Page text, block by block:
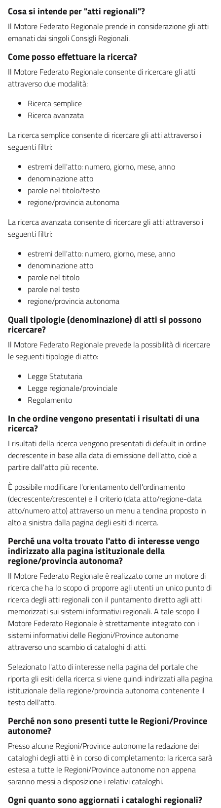
Cosa si intende per "atti regionali"?
Il Motore Federato Regionale prende in considerazione gli atti
emanati dai singoli Consigli Regionali.
Come posso effettuare la ricerca?
Il Motore Federato Regionale consente di ricercare gli atti
attraverso due modalità:
Ricerca semplice
Ricerca avanzata
La ricerca semplice consente di ricercare gli atti attraverso i
seguenti filtri:
estremi dell'atto: numero, giorno, mese, anno
denominazione atto
parole nel titolo/testo
regione/provincia autonoma
La ricerca avanzata consente di ricercare gli atti attraverso i
seguenti filtri:
estremi dell'atto: numero, giorno, mese, anno
denominazione atto
parole nel titolo
parole nel testo
regione/provincia autonoma
Quali tipologie (denominazione) di atti si possono
ricercare?
Il Motore Federato Regionale prevede la possibilità di ricercare
le seguenti tipologie di atto:
Legge Statutaria
Legge regionale/provinciale
Regolamento
In che ordine vengono presentati i risultati di una
ricerca?
I risultati della ricerca vengono presentati di default in ordine
decrescente in base alla data di emissione dell'atto, cioè a
partire dall'atto più recente.
È possibile modificare l'orientamento dell'ordinamento
(decrescente/crescente) e il criterio (data atto/regione-data
atto/numero atto) attraverso un menu a tendina proposto in
alto a sinistra dalla pagina degli esiti di ricerca.
Perché una volta trovato l'atto di interesse vengo
indirizzato alla pagina istituzionale della
regione/provincia autonoma?
Il Motore Federato Regionale è realizzato come un motore di
ricerca che ha lo scopo di proporre agli utenti un unico punto di
ricerca degli atti regionali con il puntamento diretto agli atti
memorizzati sui sistemi informativi regionali. A tale scopo il
Motore Federato Regionale è strettamente integrato con i
sistemi informativi delle Regioni/Province autonome
attraverso uno scambio di cataloghi di atti.
Selezionato l'atto di interesse nella pagina del portale che
riporta gli esiti della ricerca si viene quindi indirizzati alla pagina
istituzionale della regione/provincia autonoma contenente il
testo dell'atto.
Perché non sono presenti tutte le Regioni/Province
autonome?
Presso alcune Regioni/Province autonome la redazione dei
cataloghi degli atti è in corso di completamento; la ricerca sarà
estesa a tutte le Regioni/Province autonome non appena
saranno messi a disposizione i relativi cataloghi.
Ogni quanto sono aggiornati i cataloghi regionali?